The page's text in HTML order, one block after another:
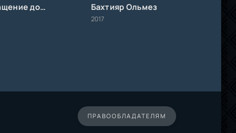
Возвращение домой Бахтияр Ольмез
2017
ПРАВООБЛАДАТЕЛЯМ